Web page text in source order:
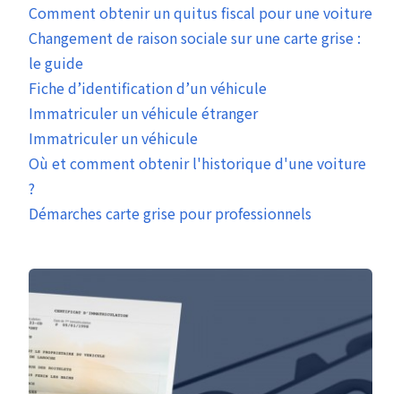
Comment obtenir un quitus fiscal pour une voiture
Changement de raison sociale sur une carte grise :
le guide
Fiche d’identification d’un véhicule
Immatriculer un véhicule étranger
Immatriculer un véhicule
Où et comment obtenir l'historique d'une voiture
?
Démarches carte grise pour professionnels